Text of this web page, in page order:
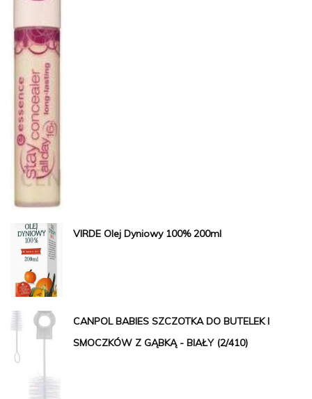
VIRDE Olej Dyniowy 100% 200ml
CANPOL BABIES SZCZOTKA DO BUTELEK I
SMOCZKÓW Z GĄBKĄ - BIAŁY (2/410)